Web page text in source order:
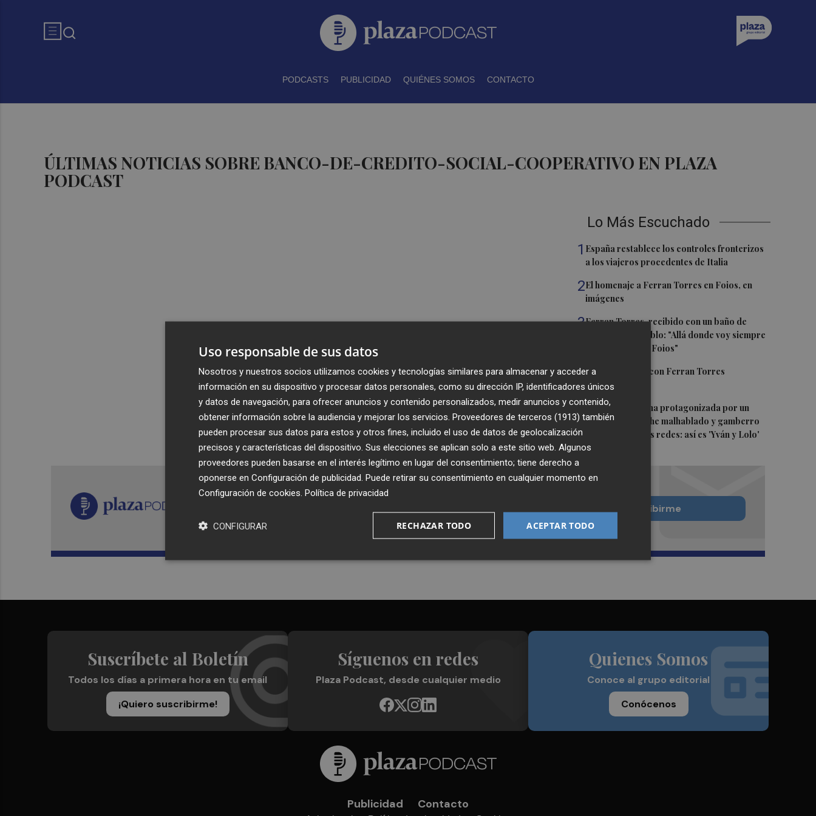
PODCASTS PUBLICIDAD QUIÉNES SOMOS CONTACTO
ÚLTIMAS NOTICIAS SOBRE BANCO-DE-CREDITO-SOCIAL-COOPERATIVO EN PLAZA
PODCAST
Lo Más Escuchado
1 España restablece los controles fronterizos
a los viajeros procedentes de Italia
2El homenaje a Ferran Torres en Foios, en
imágenes
3Ferran Torres, recibido con un baño de
masas en su pueblo: "Allá donde voy siempre
digo que soy de Foios"
4Foios se vuelca con Ferran Torres
5La serie murciana protagonizada por un
conejo de peluche malhablado y gamberro
que triunfa en las redes: así es 'Yván y Lolo'
Recibe toda la actualidad de
Plaza Podcast en tu correo
Quiero suscribirme
Suscríbete al Boletín
Todos los días a primera hora en tu email
¡Quiero suscribirme!
Síguenos en redes
Plaza Podcast, desde cualquier medio
Quienes Somos
Conoce al grupo editorial
Conócenos
Publicidad Contacto
Uso responsable de sus datos
Nosotros y nuestros socios utilizamos cookies y tecnologías similares para almacenar y acceder a
información en su dispositivo y procesar datos personales, como su dirección IP, identificadores únicos
y datos de navegación, para ofrecer anuncios y contenido personalizados, medir anuncios y contenido,
obtener información sobre la audiencia y mejorar los servicios. Proveedores de terceros (1913) también
pueden procesar sus datos para estos y otros fines, incluido el uso de datos de geolocalización
precisos y características del dispositivo. Sus elecciones se aplican solo a este sitio web. Algunos
proveedores pueden basarse en el interés legítimo en lugar del consentimiento; tiene derecho a
oponerse en Configuración de publicidad . Puede retirar su consentimiento en cualquier momento en
Configuración de cookies Política de privacidad
ACEPTAR TODO
RECHAZAR TODO
CONFIGURAR